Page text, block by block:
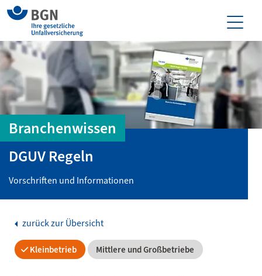
Branchenwissen
DGUV Regeln
Vorschriften und Informationen
zurück zur Übersicht
Kleinbetrieb Mittlere und Großbetriebe